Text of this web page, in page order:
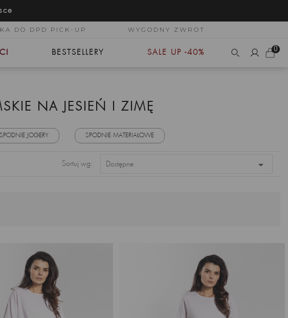
DO DPD PICK-UP WYGODNY ZWROT
BESTSELLERY SALE UP -40% 0
NA JESIEŃ I ZIMĘ
SPODNIE JOGERY SPODNIE MATERIAŁOWE
Sortuj wg: Dostępne 